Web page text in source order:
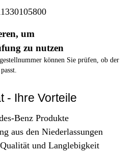
um
zu nutzen
können Sie prüfen, ob der
- Ihre Vorteile
Benz Produkte
aus den Niederlassungen
und Langlebigkeit